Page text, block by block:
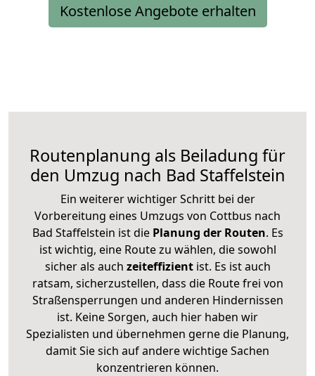
Kostenlose Angebote erhalten
Routenplanung als Beiladung für
den Umzug nach Bad Staffelstein
Ein weiterer wichtiger Schritt bei der
Vorbereitung eines Umzugs von Cottbus nach
Bad Staffelstein ist diePlanung der Routen. Es
ist wichtig, eine Route zu wählen, die sowohl
sicher als auch zeiteffizientist. Es ist auch
ratsam, sicherzustellen, dass die Route frei von
Straßensperrungen und anderen Hindernissen
ist. Keine Sorgen, auch hier haben wir
Spezialisten und übernehmen gerne die Planung,
damit Sie sich auf andere wichtige Sachen
konzentrieren können.